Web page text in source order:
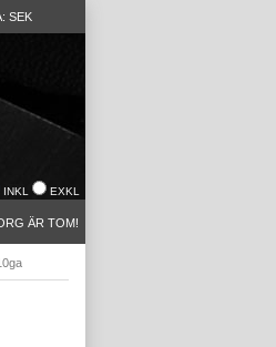
SEK
INKL EXKL
ÄR TOM!